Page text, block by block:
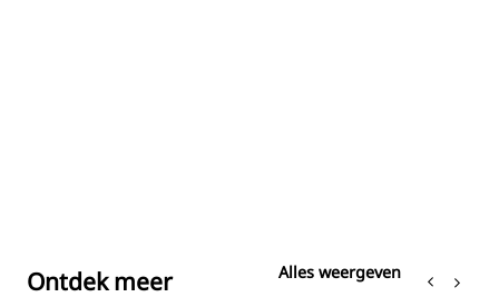
Ontdek meer
Alles weergeven